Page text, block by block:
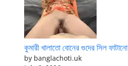
কুমারী খালাতো বোনের গুদের সিল ফাটানো
by banglachoti.uk